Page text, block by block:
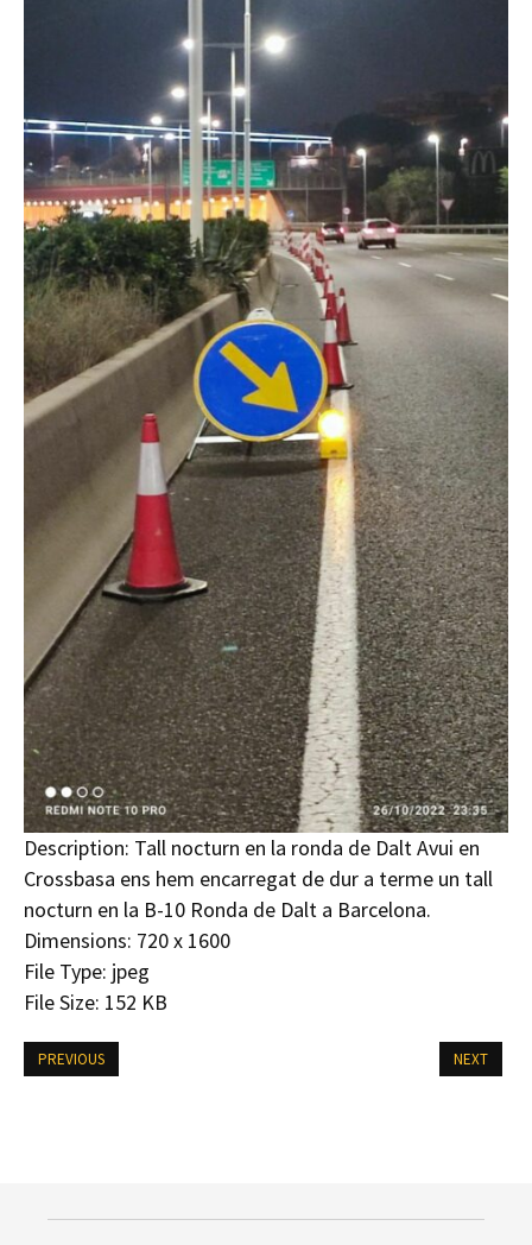
Description: Tall nocturn en la ronda de Dalt Avui en
Crossbasa ens hem encarregat de dur a terme un tall
nocturn en la B-10 Ronda de Dalt a Barcelona.
Dimensions: 720 x 1600
File Type: jpeg
File Size: 152 KB
PREVIOUS NEXT